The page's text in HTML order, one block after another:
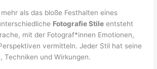
als das bloße Festhalten eines
Fotografie Stile entsteht
mit der Fotograf*innen Emotionen,
vermitteln. Jeder Stil hat seine
Techniken und Wirkungen.